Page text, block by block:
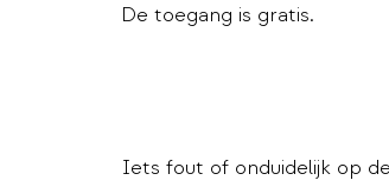
De toegang is gratis.
Iets fout of onduidelijk op